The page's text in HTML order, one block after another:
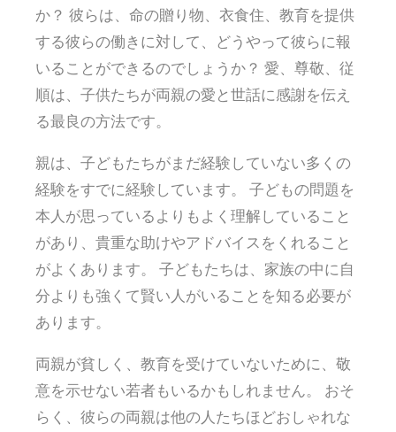
か？ 彼らは、命の贈り物、衣食住、教育を提供
する彼らの働きに対して、どうやって彼らに報
いることができるのでしょうか？ 愛、尊敬、従
順は、子供たちが両親の愛と世話に感謝を伝え
る最良の方法です。
親は、子どもたちがまだ経験していない多くの
経験をすでに経験しています。 子どもの問題を
本人が思っているよりもよく理解していること
があり、貴重な助けやアドバイスをくれること
がよくあります。 子どもたちは、家族の中に自
分よりも強くて賢い人がいることを知る必要が
あります。
両親が貧しく、教育を受けていないために、敬
意を示せない若者もいるかもしれません。 おそ
らく、彼らの両親は他の人たちほどおしゃれな